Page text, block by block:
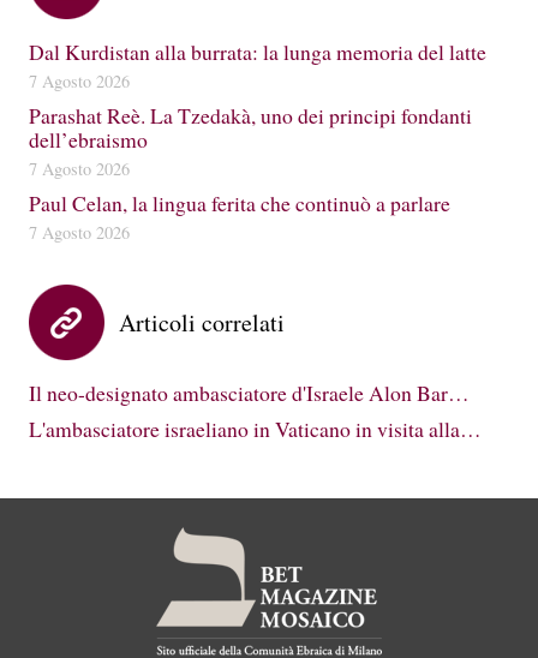
Dal Kurdistan alla burrata: la lunga memoria del latte
7 Agosto 2026
Parashat Reè. La Tzedakà, uno dei principi fondanti
dell’ebraismo
7 Agosto 2026
Paul Celan, la lingua ferita che continuò a parlare
7 Agosto 2026
Articoli correlati
Il neo-designato ambasciatore d'Israele Alon Bar…
L'ambasciatore israeliano in Vaticano in visita alla…